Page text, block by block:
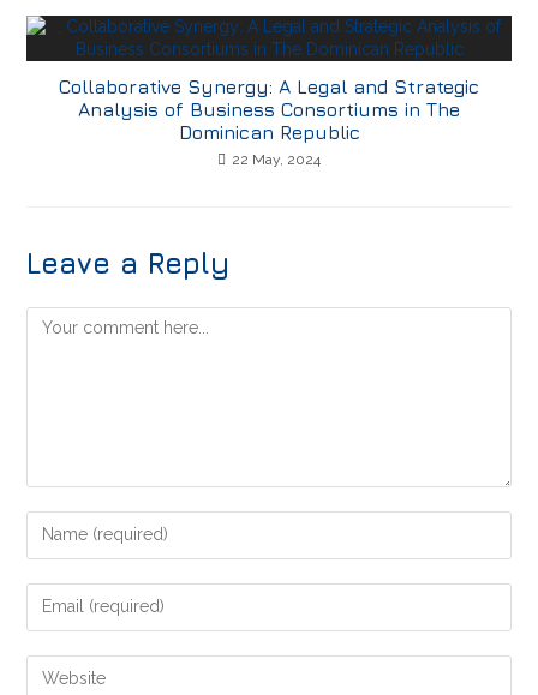
Collaborative Synergy: A Legal and Strategic
Analysis of Business Consortiums in The
Dominican Republic
22 May, 2024
Leave a Reply